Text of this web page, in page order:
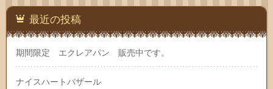
最近の投稿
期間限定 エクレアパン 販売中です。
ナイスハートバザール